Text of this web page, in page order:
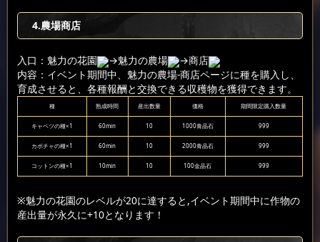
4.農場商店
入口：魅力の花園 →魅力の農場
→商店
内容：イベント期間中、魅力の農場-商店ページに種を購入し、
育成させると、各種報酬と交換できる収穫物を獲得できます。
種 熟成時間 産出数量 価格 期間限定購入数量
キャベツの種×1 60min 10 1000青晶石 999
カボチャの種×1 60min 10 2000青晶石 999
コットンの種×1 10min 10 100金晶石 999
※魅力の花園のレベルが20に達すると,イベント期間中に作物の
産出量が永久に+10となります！